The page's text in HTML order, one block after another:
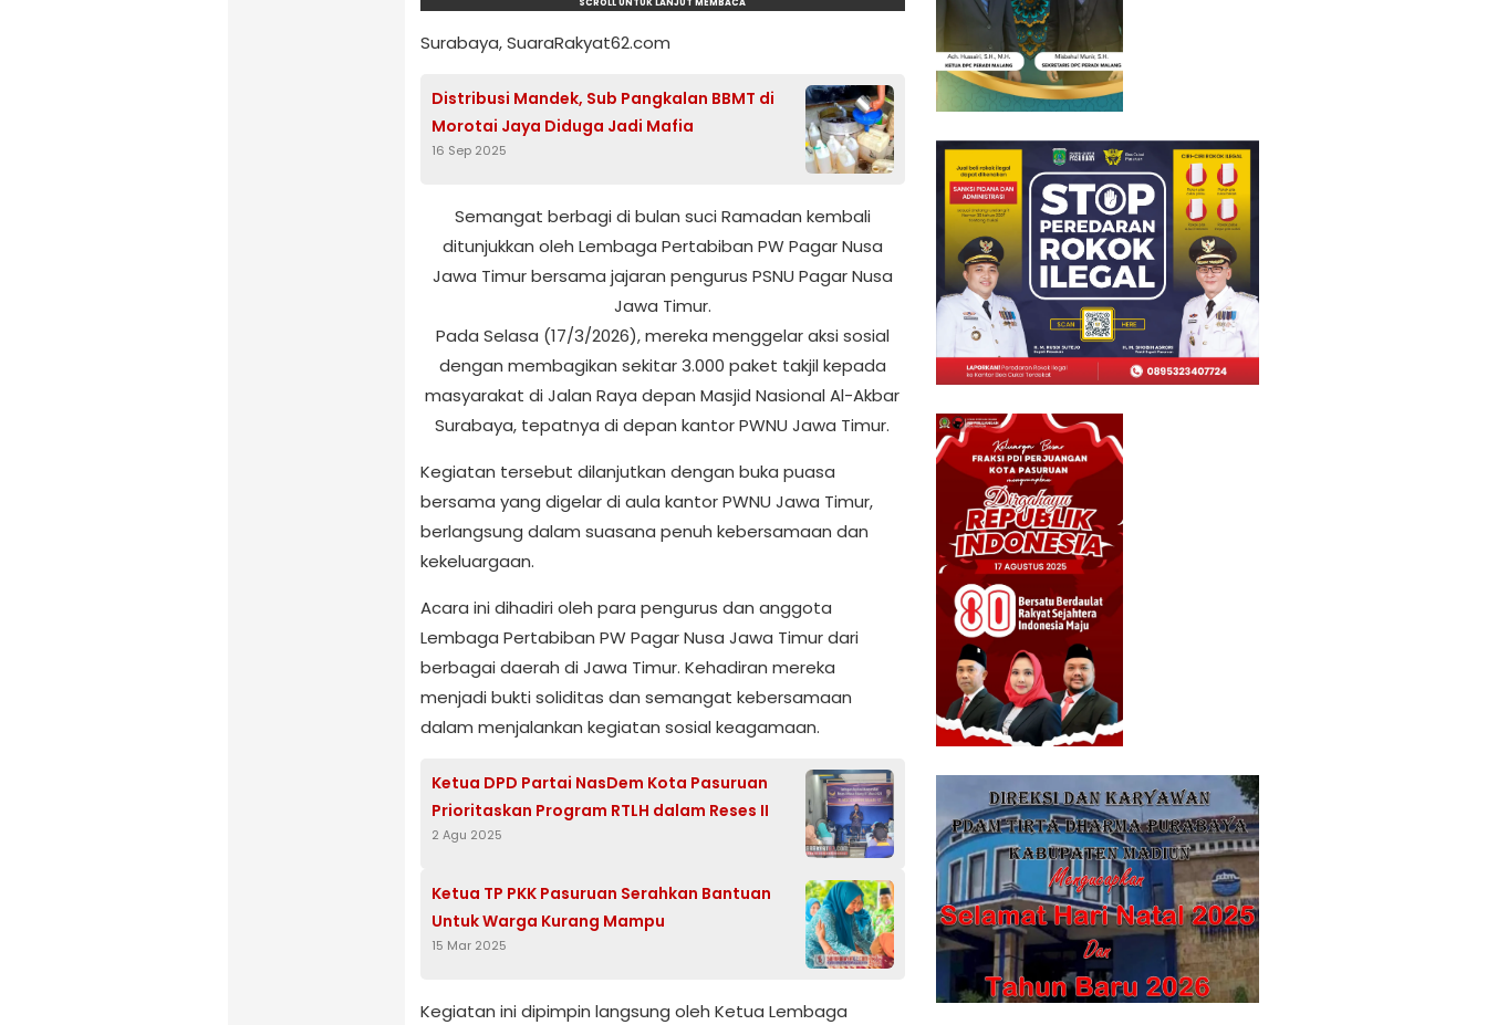
SCROLL UNTUK LANJUT MEMBACA
Surabaya, SuaraRakyat62.com
Distribusi Mandek, Sub Pangkalan BBMT di
Morotai Jaya Diduga Jadi Mafia
16 Sep 2025
Semangat berbagi di bulan suci Ramadan kembali
ditunjukkan oleh Lembaga Pertabiban PW Pagar Nusa
Jawa Timur bersama jajaran pengurus PSNU Pagar Nusa
Jawa Timur.
Pada Selasa (17/3/2026), mereka menggelar aksi sosial
dengan membagikan sekitar 3.000 paket takjil kepada
masyarakat di Jalan Raya depan Masjid Nasional Al-Akbar
Surabaya, tepatnya di depan kantor PWNU Jawa Timur.
Kegiatan tersebut dilanjutkan dengan buka puasa
bersama yang digelar di aula kantor PWNU Jawa Timur,
berlangsung dalam suasana penuh kebersamaan dan
kekeluargaan.
Acara ini dihadiri oleh para pengurus dan anggota
Lembaga Pertabiban PW Pagar Nusa Jawa Timur dari
berbagai daerah di Jawa Timur. Kehadiran mereka
menjadi bukti soliditas dan semangat kebersamaan
dalam menjalankan kegiatan sosial keagamaan.
Ketua DPD Partai NasDem Kota Pasuruan
Prioritaskan Program RTLH dalam Reses II
2 Agu 2025
Ketua TP PKK Pasuruan Serahkan Bantuan
Untuk Warga Kurang Mampu
15 Mar 2025
Kegiatan ini dipimpin langsung oleh Ketua Lembaga